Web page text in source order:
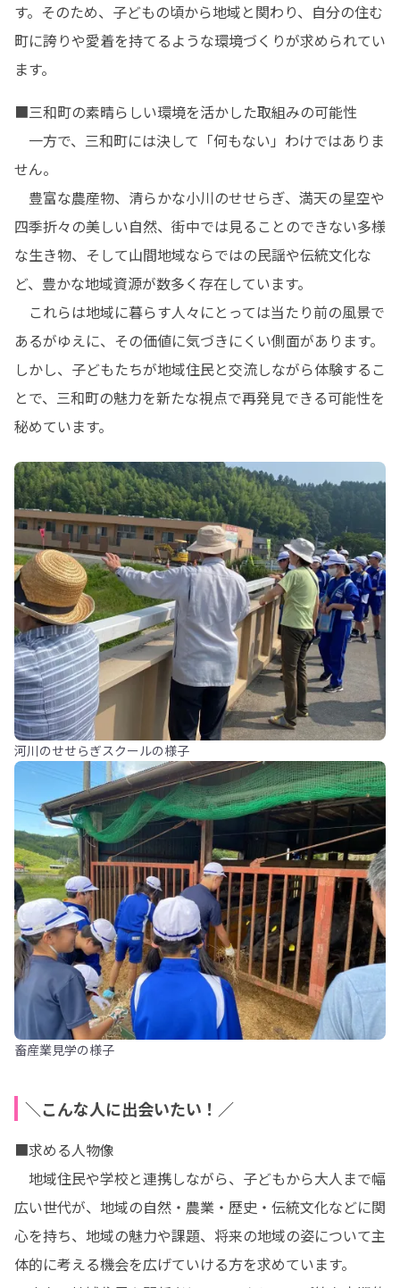
す。そのため、子どもの頃から地域と関わり、自分の住む
町に誇りや愛着を持てるような環境づくりが求められてい
ます。
■三和町の素晴らしい環境を活かした取組みの可能性
一方で、三和町には決して「何もない」わけではありま
せん。
豊富な農産物、清らかな小川のせせらぎ、満天の星空や
四季折々の美しい自然、街中では見ることのできない多様
な生き物、そして山間地域ならではの民謡や伝統文化な
ど、豊かな地域資源が数多く存在しています。
これらは地域に暮らす人々にとっては当たり前の風景で
あるがゆえに、その価値に気づきにくい側面があります。
しかし、子どもたちが地域住民と交流しながら体験するこ
とで、三和町の魅力を新たな視点で再発見できる可能性を
秘めています。
河川のせせらぎスクールの様子
畜産業見学の様子
＼こんな人に出会いたい！／
■求める人物像
地域住民や学校と連携しながら、子どもから大人まで幅
広い世代が、地域の自然・農業・歴史・伝統文化などに関
心を持ち、地域の魅力や課題、将来の地域の姿について主
体的に考える機会を広げていける方を求めています。